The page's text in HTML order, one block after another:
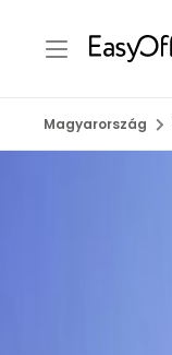
Magyarország